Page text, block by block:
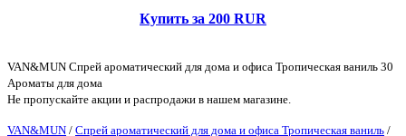
Купить за 200 RUR
VAN&MUN Спрей ароматический для дома и офиса Тропическая ваниль 30
Ароматы для дома
Не пропускайте акции и распродажи в нашем магазине.
VAN&MUN / Спрей ароматический для дома и офиса Тропическая ваниль /